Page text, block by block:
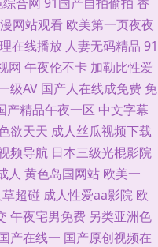
华 久久不射网站 另类
学姐操逼 青青草原影
欧美播逼一级片 影音
韩日色色网 人妖麻豆
av片网站 91熟女精品
视频21 丝袜熟女一区
网站观看 欧美第一页夜夜
在线播放 人妻无码精品 91
网 午夜伦不卡 加勒比性爱
级AV 国产人在线成免费 免
产精品午夜一区 中文字幕
欲天天 成人丝瓜视频下载
频导航 日本三级光棍影院
人 黄色岛国网站 欧美一
超碰 成人性爱aa影院 欧
午夜宅男免费 另类亚洲色
产在线一 国产原创视频在